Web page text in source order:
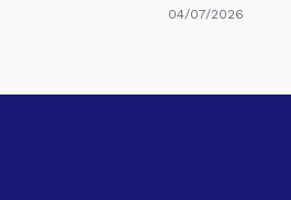
04/07/2026